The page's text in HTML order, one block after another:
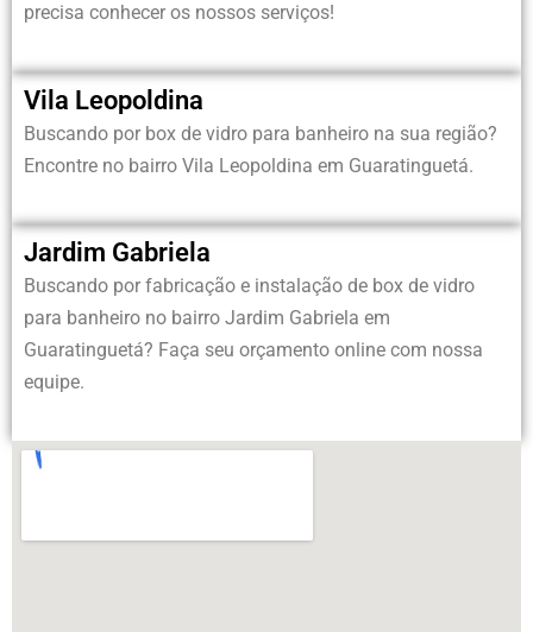
precisa conhecer os nossos serviços!
Vila Leopoldina
Buscando por box de vidro para banheiro na sua região?
Encontre no bairro Vila Leopoldina em Guaratinguetá.
Jardim Gabriela
Buscando por fabricação e instalação de box de vidro
para banheiro no bairro Jardim Gabriela em
Guaratinguetá? Faça seu orçamento online com nossa
equipe.